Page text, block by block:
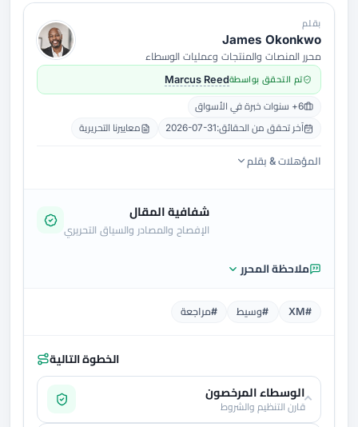
بقلم
James Okonkwo
محرر المنصات والمنتجات وعمليات الوسطاء
تم التحقق بواسطةMarcus Reed
6+ سنوات خبرة في الأسواق
آخر تحقق من الحقائق:2026-07-31 معاييرنا التحريرية
المؤهلات & بقلم
شفافية المقال
الإفصاح والمصادر والسياق التحريري
ملاحظة المحرر
#XM #وسيط #مراجعة
الخطوة التالية
الوسطاء المرخصون
قارن التنظيم والشروط